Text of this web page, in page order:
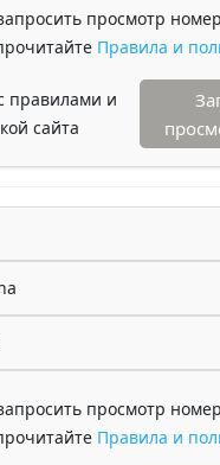
просмотр
Правила и
правилами и
сайта
просмотр
Правила и